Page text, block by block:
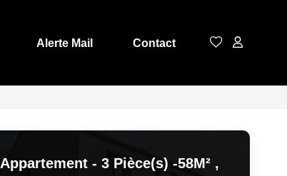
Alerte Mail Contact
Appartement - 3 Pièce(s) -58M² ,